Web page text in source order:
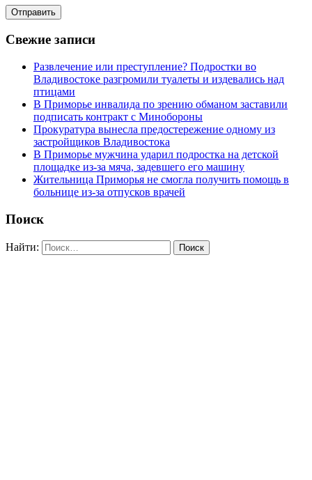
Свежие записи
Развлечение или преступление? Подростки во
Владивостоке разгромили туалеты и издевались над
птицами
В Приморье инвалида по зрению обманом заставили
подписать контракт с Минобороны
Прокуратура вынесла предостережение одному из
застройщиков Владивостока
В Приморье мужчина ударил подростка на детской
площадке из-за мяча, задевшего его машину
Жительница Приморья не смогла получить помощь в
больнице из-за отпусков врачей
Поиск
Найти: